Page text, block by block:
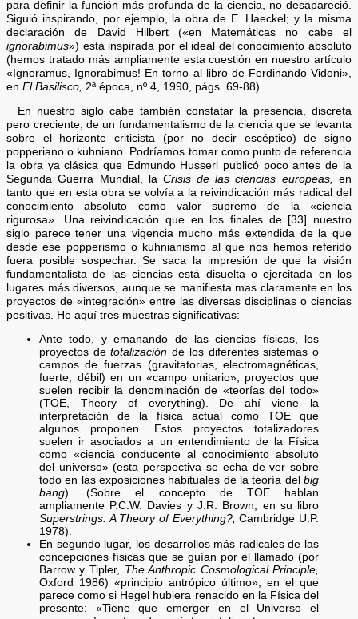
para definir la función más profunda de la ciencia, no desapareció.
Siguió inspirando, por ejemplo, la obra de E. Haeckel; y la misma
declaración de David Hilbert («en Matemáticas no cabe el
ignorabimus») está inspirada por el ideal del conocimiento absoluto
(hemos tratado más ampliamente esta cuestión en nuestro artículo
«Ignoramus, Ignorabimus! En torno al libro de Ferdinando Vidoni»,
enEl Basilisco, 2ª época, nº 4, 1990, págs. 69-88).
En nuestro siglo cabe también constatar la presencia, discreta
pero creciente, de un fundamentalismo de la ciencia que se levanta
sobre el horizonte criticista (por no decir escéptico) de signo
popperiano o kuhniano. Podríamos tomar como punto de referencia
la obra ya clásica que Edmundo Husserl publicó poco antes de la
Segunda Guerra Mundial, la Crisis de las ciencias europeas, en
tanto que en esta obra se volvía a la reivindicación más radical del
conocimiento absoluto como valor supremo de la «ciencia
rigurosa». Una reivindicación que en los finales de [33] nuestro
siglo parece tener una vigencia mucho más extendida de la que
desde ese popperismo o kuhnianismo al que nos hemos referido
fuera posible sospechar. Se saca la impresión de que la visión
fundamentalista de las ciencias está disuelta o ejercitada en los
lugares más diversos, aunque se manifiesta mas claramente en los
proyectos de «integración» entre las diversas disciplinas o ciencias
positivas. He aquí tres muestras significativas:
Ante todo, y emanando de las ciencias físicas, los
proyectos detotalización de los diferentes sistemas o
campos de fuerzas (gravitatorias, electromagnéticas,
fuerte, débil) en un «campo unitario»; proyectos que
suelen recibir la denominación de «teorías del todo»
(TOE, Theory of everything). De ahí viene la
interpretación de la física actual como TOE que
algunos proponen. Estos proyectos totalizadores
suelen ir asociados a un entendimiento de la Física
como «ciencia conducente al conocimiento absoluto
del universo» (esta perspectiva se echa de ver sobre
todo en las exposiciones habituales de la teoría delbig
bang). (Sobre el concepto de TOE hablan
ampliamente P.C.W. Davies y J.R. Brown, en su libro
Superstrings. A Theory of Everything?, Cambridge U.P.
1978).
En segundo lugar, los desarrollos más radicales de las
concepciones físicas que se guían por el llamado (por
Barrow y Tipler, The Anthropic Cosmological Principle,
Oxford 1986) «principio antrópico último», en el que
parece como si Hegel hubiera renacido en la Física del
presente: «Tiene que emerger en el Universo el